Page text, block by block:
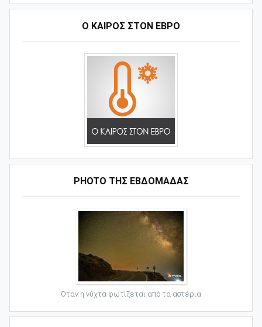
Ο ΚΑΙΡΟΣ ΣΤΟΝ ΕΒΡΟ
PHOTO ΤΗΣ ΕΒΔΟΜΑΔΑΣ
Όταν η νύχτα φωτίζεται από τα αστέρια